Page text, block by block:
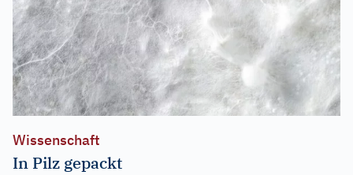
Wissenschaft
In Pilz gepackt